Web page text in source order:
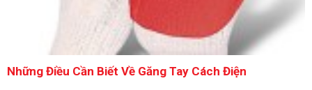
Những Điều Cần Biết Về Găng Tay Cách Điện